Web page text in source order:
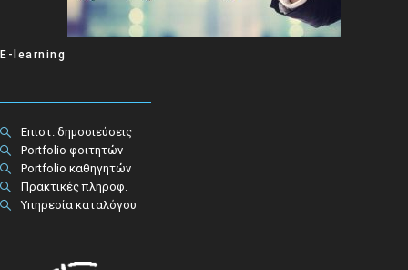
E-learning
Επιστ. δημοσιεύσεις
Portfolio φοιτητών
Portfolio καθηγητών
Πρακτικές πληροφ.​
Υπηρεσία καταλόγου